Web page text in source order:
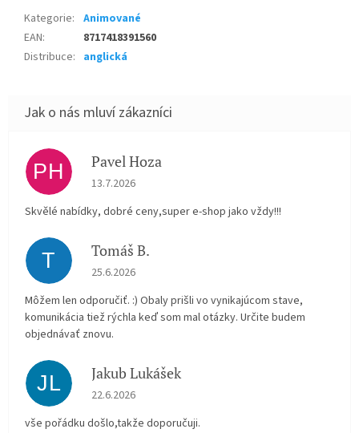
Kategorie: Animované
EAN:
8717418391560
Distribuce: anglická
PH Pavel Hoza
Hodnocení obchodu je 5 z 5 hvězdiček.
13.7.2026
Skvělé nabídky, dobré ceny,super e-shop jako vždy!!!
T Tomáš B.
Hodnocení obchodu je 5 z 5 hvězdiček.
25.6.2026
Môžem len odporučiť. :) Obaly prišli vo vynikajúcom stave,
komunikácia tiež rýchla keď som mal otázky. Určite budem
objednávať znovu.
JL Jakub Lukášek
Hodnocení obchodu je 5 z 5 hvězdiček.
22.6.2026
vše pořádku došlo,takže doporučuji.